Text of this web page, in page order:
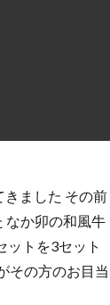
ました その前
なか卯の和風牛
ットを3セット
その方のお目当